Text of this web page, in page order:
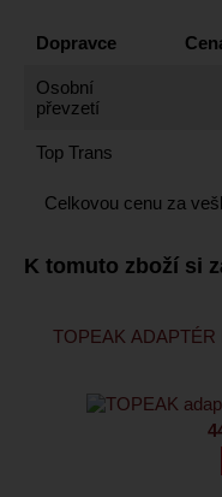
Dopravce
Osobní
převzetí
Top Trans
Celkovou cenu za
K tomuto zboží si
TOPEAK